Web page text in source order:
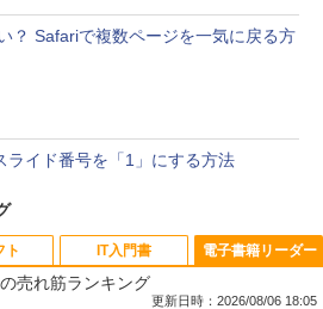
？ Safariで複数ページを一気に戻る方
ライド番号を「1」にする方法
ト IT入門書 電子書籍リーダー
売れ筋ランキング
更新日時：2026/08/06 18:05